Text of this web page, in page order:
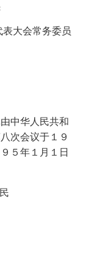
表大会常务委员
中华人民共和
次会议于１９
５年１月１日